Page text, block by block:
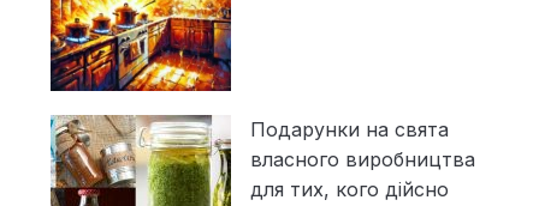
Подарунки на свята
власного виробництва
для тих, кого дійсно